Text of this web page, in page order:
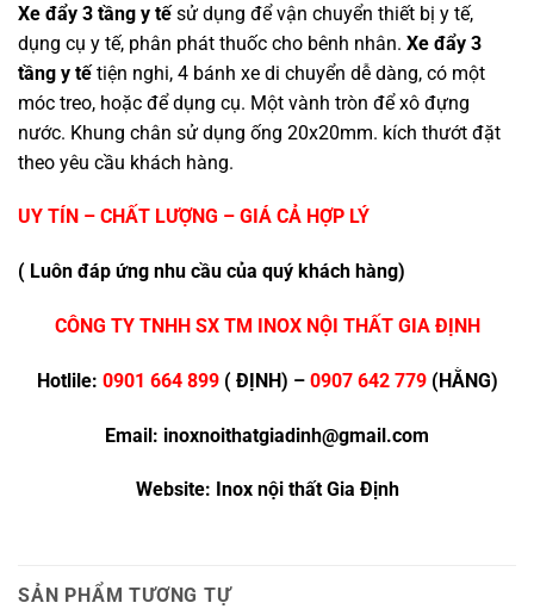
Xe đẩy 3 tầng y tếsử dụng để vận chuyển thiết bị y tế,
dụng cụ y tế, phân phát thuốc cho bênh nhân. Xe đẩy 3
tầng y tếtiện nghi, 4 bánh xe di chuyển dễ dàng, có một
móc treo, hoặc để dụng cụ. Một vành tròn để xô đựng
nước. Khung chân sử dụng ống 20x20mm. kích thướt đặt
theo yêu cầu khách hàng.
UY TÍN – CHẤT LƯỢNG – GIÁ CẢ HỢP LÝ
( Luôn đáp ứng nhu cầu của quý khách hàng)
CÔNG TY TNHH SX TM INOX NỘI THẤT GIA ĐỊNH
Hotlile: 0901 664 899( ĐỊNH) – 0907 642 779(HẰNG)
Email: inoxnoithatgiadinh@gmail.com
Website: Inox nội thất Gia Định
SẢN PHẨM TƯƠNG TỰ